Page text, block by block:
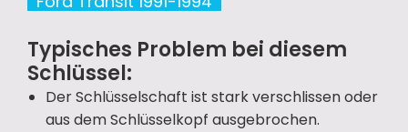
Typisches Problem bei diesem
Schlüssel:
Der Schlüsselschaft ist stark verschlissen oder
aus dem Schlüsselkopf ausgebrochen.